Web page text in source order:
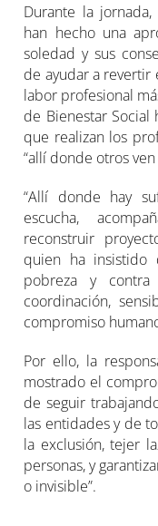
Durante la
han hecho una
soledad y sus
de ayudar a revertir
labor profesional
de Bienestar
que realizan los
“allí donde otros
“Allí donde hay
escucha,
reconstruir
quien ha insistido
pobreza y
coordinación,
compromiso
Por ello, la
mostrado el
de seguir
las entidades y de
la exclusión, tejer
personas, y
o invisible”.